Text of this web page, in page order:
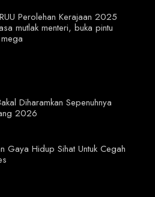
Perolehan Kerajaan 2025
mutlak menteri, buka pintu
Diharamkan Sepenuhnya
2026
Gaya Hidup Sihat Untuk Cegah